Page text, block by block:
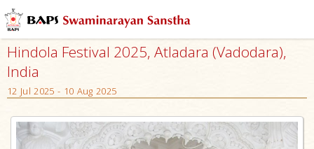
Hindola Festival 2025, Atladara (Vadodara),
India
12 Jul 2025 - 10 Aug 2025